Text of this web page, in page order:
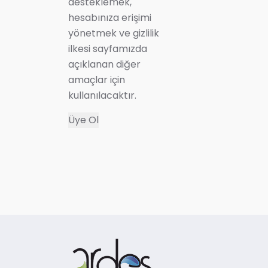
hesabınıza erişimi
yönetmek ve gizlilik
ilkesi sayfamızda
açıklanan diğer
amaçlar için
kullanılacaktır.
Üye Ol